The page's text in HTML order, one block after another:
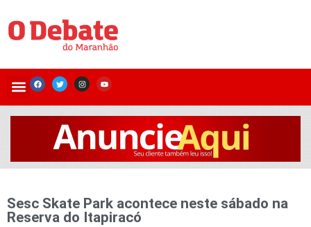
Sesc Skate Park acontece neste sábado na
Reserva do Itapiracó